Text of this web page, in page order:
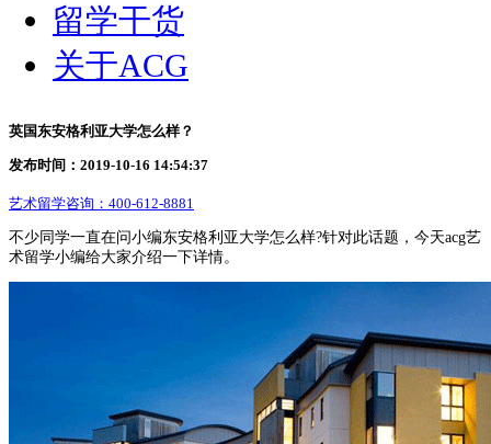
留学干货
关于ACG
英国东安格利亚大学怎么样？
发布时间：2019-10-16 14:54:37
艺术留学咨询： 400-612-8881
不少同学一直在问小编东安格利亚大学怎么样?针对此话题，今天acg艺
术留学小编给大家介绍一下详情。